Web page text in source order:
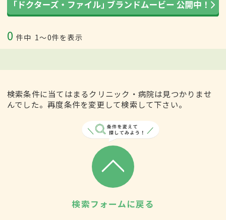
0 件中 1〜0件を表示
検索条件に当てはまるクリニック・病院は見つかりませ
んでした。再度条件を変更して検索して下さい。
検索フォームに戻る